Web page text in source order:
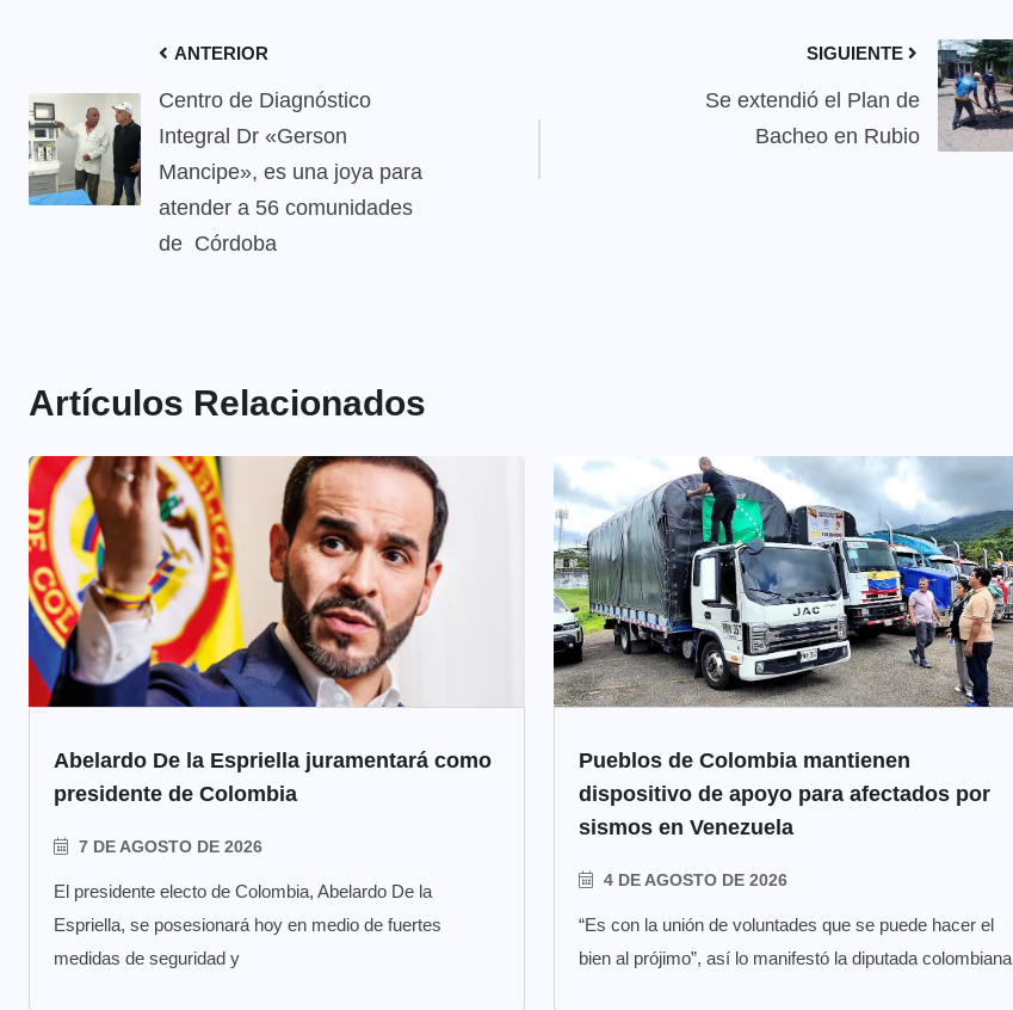
ANTERIOR
Centro de Diagnóstico
Integral Dr «Gerson
Mancipe», es una joya para
atender a 56 comunidades
de Córdoba
SIGUIENTE
Se extendió el Plan de
Bacheo en Rubio
Artículos Relacionados
Abelardo De la Espriella juramentará como
presidente de Colombia
7 DE AGOSTO DE 2026
El presidente electo de Colombia, Abelardo De la
Espriella, se posesionará hoy en medio de fuertes
medidas de seguridad y
Pueblos de Colombia mantienen
dispositivo de apoyo para afectados por
sismos en Venezuela
4 DE AGOSTO DE 2026
“Es con la unión de voluntades que se puede hacer el
bien al prójimo”, así lo manifestó la diputada colombiana